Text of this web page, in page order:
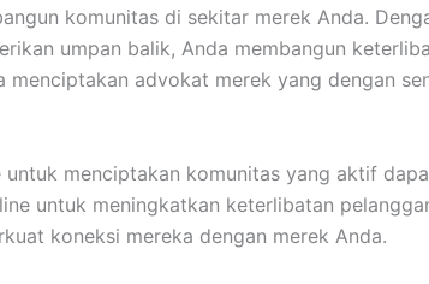
komunitas di sekitar merek Anda.
umpan balik, Anda membangun
advokat merek yang dengan
menciptakan komunitas yang aktif
untuk meningkatkan keterlibatan
koneksi mereka dengan merek Anda.